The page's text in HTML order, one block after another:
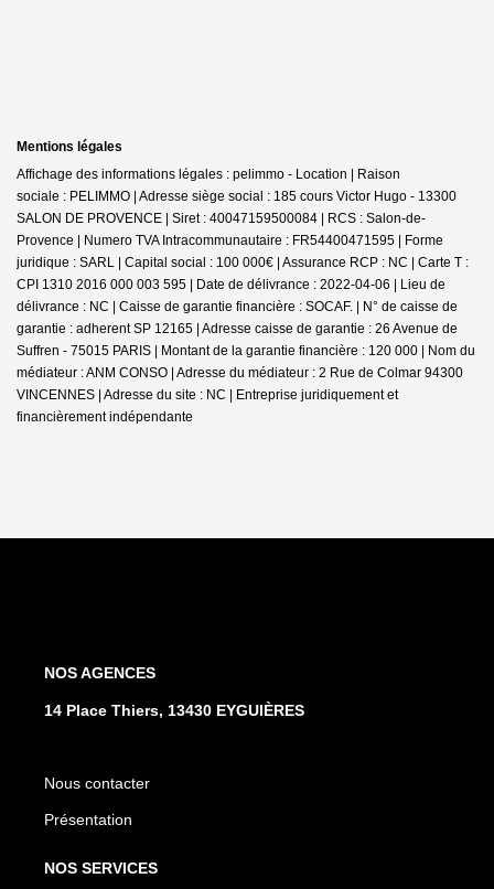
Mentions légales
Affichage des informations légales : pelimmo - Location | Raison
sociale : PELIMMO | Adresse siège social : 185 cours Victor Hugo - 13300
SALON DE PROVENCE | Siret : 40047159500084 | RCS : Salon-de-
Provence | Numero TVA Intracommunautaire : FR54400471595 | Forme
juridique : SARL | Capital social : 100 000€ | Assurance RCP : NC | Carte T :
CPI 1310 2016 000 003 595 | Date de délivrance : 2022-04-06 | Lieu de
délivrance : NC | Caisse de garantie financière : SOCAF. | N° de caisse de
garantie : adherent SP 12165 | Adresse caisse de garantie : 26 Avenue de
Suffren - 75015 PARIS | Montant de la garantie financière : 120 000 | Nom du
médiateur : ANM CONSO | Adresse du médiateur : 2 Rue de Colmar 94300
VINCENNES | Adresse du site : NC | Entreprise juridiquement et
financièrement indépendante
NOS AGENCES
14 Place Thiers, 13430 EYGUIÈRES
Nous contacter
Présentation
NOS SERVICES